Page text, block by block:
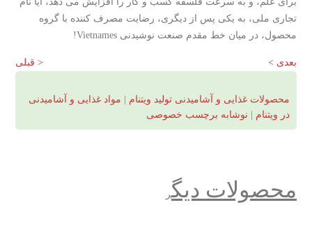
تجاری ملی، به یکی پس از دیگری، رضایت مصرف کننده با گروه
محصول، در میان خط مقدم صنعت نوشیدنی Vietnames!
< قبلی بعدی >
محصولات غذایی و آشامیدنی تولید ویتنام
مواد غذایی و آشامیدنی
در ویتنام
نوشابه برچسب خصوصی
محصولات دیگر